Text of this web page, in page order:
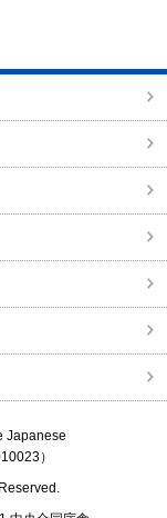
Japanese
）